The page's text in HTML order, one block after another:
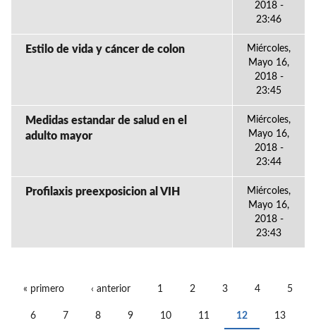
2018 -
23:46
Estilo de vida y cáncer de colon
Miércoles,
Mayo 16,
2018 -
23:45
Medidas estandar de salud en el
adulto mayor
Miércoles,
Mayo 16,
2018 -
23:44
Profilaxis preexposicion al VIH
Miércoles,
Mayo 16,
2018 -
23:43
« primero ‹ anterior 1 2 3 4 5
6 7 8 9 10 11 12 13